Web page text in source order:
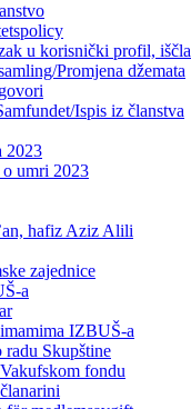
u korisnički profil,
Promjena džemata
Ispis iz članstva
2023
umri 2023
hafiz Aziz Alili
zajednice
a
IZBUŠ-a
Skupštine
fondu